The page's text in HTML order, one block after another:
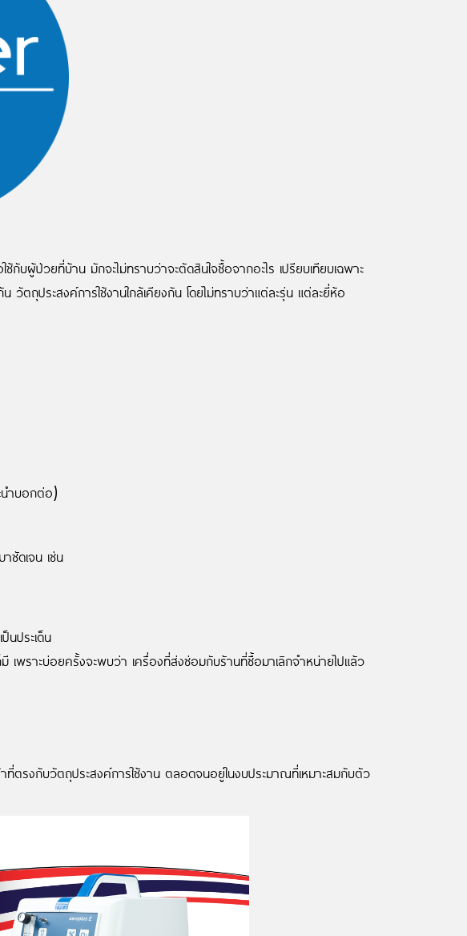
ช้กับผู้ป่วยที่บ้าน มักจะไม่ทราบว่าจะตัดสินใจซื้อจากอะไร เปรียบเทียบเฉพาะ
ตถุประสงค์การใช้งานใกล้เคียงกัน โดยไม่ทราบว่าแต่ละรุ่น แต่ละยี่ห้อ
ำบอกต่อ)
ชัดเจน เช่น
ประเด็น
พราะบ่อยครั้งจะพบว่า เครื่องที่ส่งซ่อมกับร้านที่ซื้อมาเลิกจำหน่ายไปแล้ว
ที่ตรงกับวัตถุประสงค์การใช้งาน ตลอดจนอยู่ในงบประมาณที่เหมาะสมกับตัว